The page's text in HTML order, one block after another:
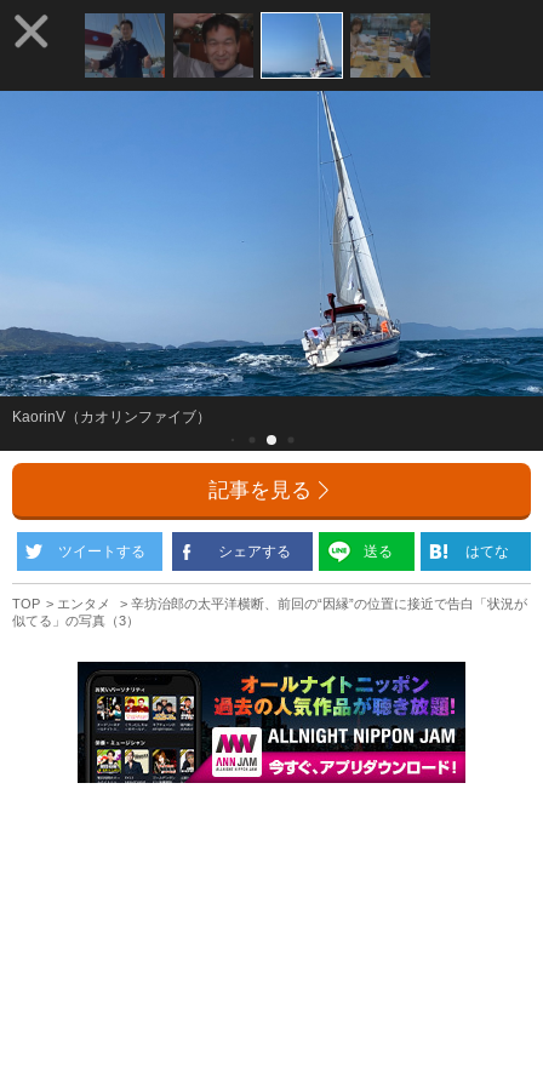
KaorinV（カオリンファイブ）
記事を見る
ツイートする シェアする 送る はてな
TOP エンタメ
辛坊治郎の太平洋横断、前回の“因縁”の位置に接近で告白「状況が
似てる」の写真（3）